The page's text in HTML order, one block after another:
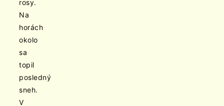
rosy.
Na
horách
okolo
sa
topil
posledný
sneh.
V